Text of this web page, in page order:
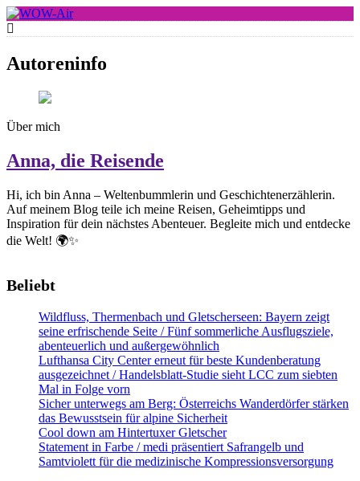
Skip
to
content
WOW-Air
Autoreninfo
Über mich
Anna, die Reisende
Hi, ich bin Anna – Weltenbummlerin und Geschichtenerzählerin.
Auf meinem Blog teile ich meine Reisen, Geheimtipps und
Inspiration für dein nächstes Abenteuer. Begleite mich und entdecke
die Welt! 🌍✨
Beliebt
Wildfluss, Thermenbach und Gletscherseen: Bayern zeigt
seine erfrischende Seite / Fünf sommerliche Ausflugsziele,
abenteuerlich und außergewöhnlich
Lufthansa City Center erneut für beste Kundenberatung
ausgezeichnet / Handelsblatt-Studie sieht LCC zum siebten
Mal in Folge vorn
Sicher unterwegs am Berg: Österreichs Wanderdörfer stärken
das Bewusstsein für alpine Sicherheit
Cool down am Hintertuxer Gletscher
Statement in Farbe / medi präsentiert Safrangelb und
Samtviolett für die medizinische Kompressionsversorgung